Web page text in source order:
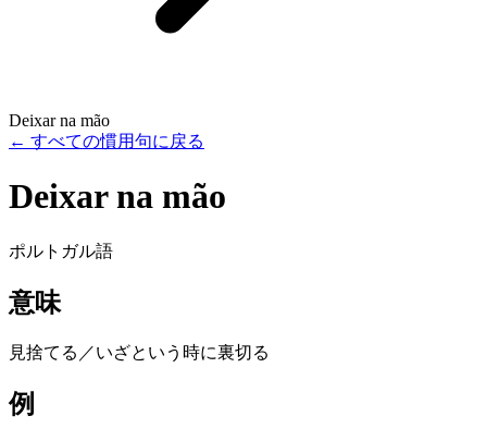
Deixar na mão
← すべての慣用句に戻る
Deixar na mão
ポルトガル語
意味
見捨てる／いざという時に裏切る
例